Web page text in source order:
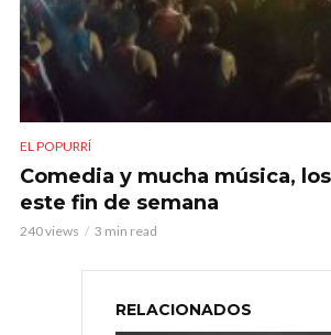
EL POPURRÍ
Comedia y mucha música,
este fin de semana
240 views 3 min read
RELACIONADOS